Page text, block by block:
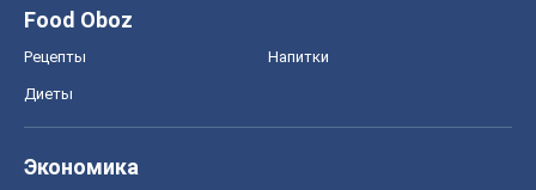
Food Oboz
Рецепты Напитки
Диеты
Экономика